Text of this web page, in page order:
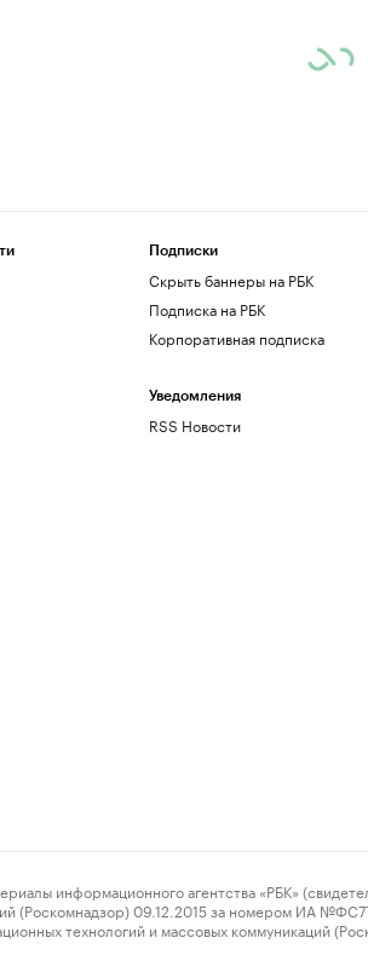
Подписки
Скрыть баннеры на РБК
Подписка на РБК
Корпоративная подписка
Уведомления
RSS Новости
агентства «РБК»
(Роскомнадзор) 09.12.2015 за номером ИА
технологий и массовых коммуникаций